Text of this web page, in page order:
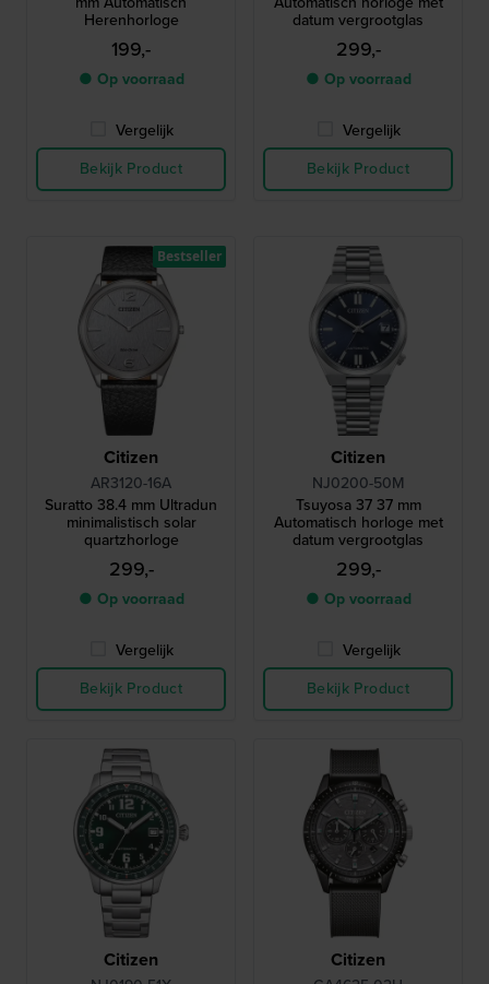
Herenhorloge
199,-
● Op voorraad
Vergelijk
Bekijk Product
datum vergrootglas
299,-
● Op voorraad
Vergelijk
Bekijk Product
Citizen
AR3120-16A
Suratto 38.4 mm Ultradun
minimalistisch solar
quartzhorloge
299,-
● Op voorraad
Vergelijk
Bekijk Product
Bestseller
Citizen
NJ0200-50M
Tsuyosa 37 37 mm
Automatisch horloge met
datum vergrootglas
299,-
● Op voorraad
Vergelijk
Bekijk Product
Citizen Citizen